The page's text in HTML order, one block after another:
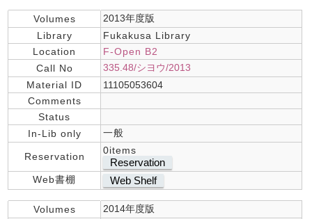
Volumes
2013年度版
Library
Fukakusa Library
Location
F-Open B2
Call No
335.48/シヨウ/2013
Material ID
11105053604
Comments
Status
In-Lib only
一般
Reservation
0items
Reservation
Web書棚 Web Shelf
Volumes
2014年度版